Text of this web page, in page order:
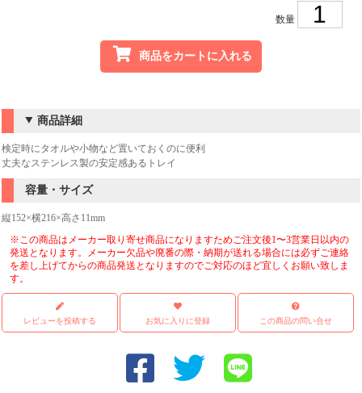
数量
商品をカートに入れる
商品詳細
検定時にタオルや小物など置いておくのに便利
丈夫なステンレス製の安定感あるトレイ
容量・サイズ
縦152×横216×高さ11mm
※この商品はメーカー取り寄せ商品になりますためご注文後1〜3営業日以内の
発送となります。メーカー欠品や廃番の際・納期が送れる場合には必ずご連絡
を差し上げてからの商品発送となりますのでご対応のほど宜しくお願い致しま
す。
レビューを投稿する お気に入りに登録 この商品の問い合せ